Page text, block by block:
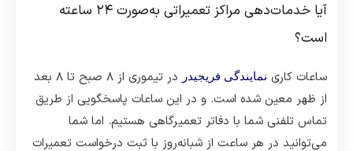
آیا خدمات‌دهی مراکز تعمیراتی به‌صورت ۲۴ ساعته
است؟
ساعات کاری نمایندگی فریجیدر
در تیموری از ۸ صبح تا ۸ بعد
از ظهر معین شده است. و در این ساعات پاسخگویی از طریق
تماس تلفنی شما با دفاتر تعمیرگاهی هستیم. اما شما
می‌توانید در هر ساعت از شبانه‌روز با ثبت درخواست تعمیرات